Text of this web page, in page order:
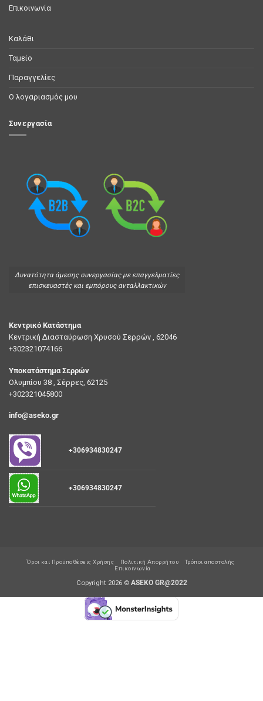
Επικοινωνία
Καλάθι
Ταμείο
Παραγγελίες
Ο λογαριασμός μου
Συνεργασία
Δυνατότητα άμεσης συνεργασίας με επαγγελματίες
επισκευαστές και εμπόρους ανταλλακτικών
Κεντρικό Κατάστημα
Κεντρική Διασταύρωση Χρυσού Σερρών , 62046
+302321074166
Υποκατάστημα Σερρών
Ολυμπίου 38 , Σέρρες, 62125
+302321045800
info@aseko.gr
+306934830247
+306934830247
Όροι και Προϋποθέσεις Χρήσης Πολιτική Απορρήτου
Τρόποι αποστολής
Επικοινωνία
Copyright 2026 © ASEKO GR@2022